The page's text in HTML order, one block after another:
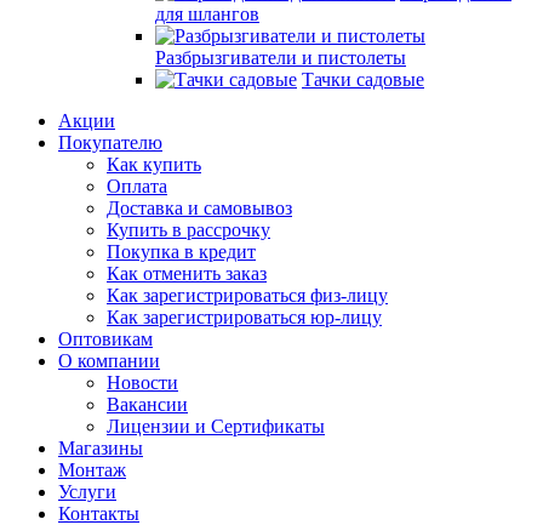
для шлангов
Разбрызгиватели и пистолеты
Тачки садовые
Акции
Покупателю
Как купить
Оплата
Доставка и самовывоз
Купить в рассрочку
Покупка в кредит
Как отменить заказ
Как зарегистрироваться физ-лицу
Как зарегистрироваться юр-лицу
Оптовикам
О компании
Новости
Вакансии
Лицензии и Сертификаты
Магазины
Монтаж
Услуги
Контакты